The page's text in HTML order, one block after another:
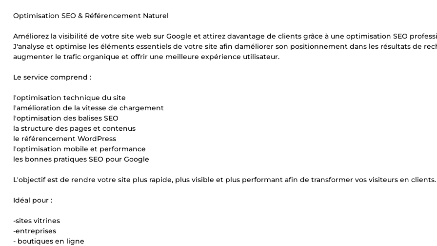
Optimisation SEO & Référencement Naturel
Améliorez la visibilité de votre site web sur Google et attirez davantage de clients grâce à une optimisation SEO
J'analyse et optimise les éléments essentiels de votre site afin daméliorer son positionnement dans les résultats de
augmenter le trafic organique et offrir une meilleure expérience utilisateur.
Le service comprend :
l'optimisation technique du site
l'amélioration de la vitesse de chargement
l'optimisation des balises SEO
la structure des pages et contenus
le référencement WordPress
l'optimisation mobile et performance
les bonnes pratiques SEO pour Google
L'objectif est de rendre votre site plus rapide, plus visible et plus performant afin de transformer vos visiteurs en clients.
Idéal pour :
-sites vitrines
-entreprises
- boutiques en ligne